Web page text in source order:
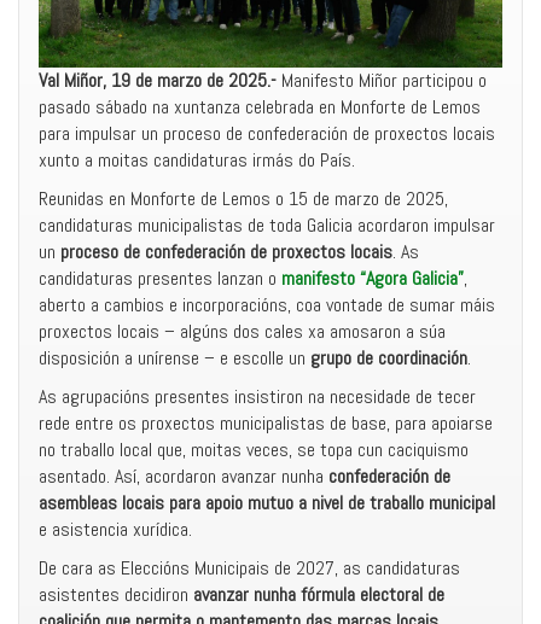
Val Miñor, 19 de marzo de 2025.- Manifesto Miñor participou o
pasado sábado na xuntanza celebrada en Monforte de Lemos
para impulsar un proceso de confederación de proxectos locais
xunto a moitas candidaturas irmás do País.
Reunidas en Monforte de Lemos o 15 de marzo de 2025,
candidaturas municipalistas de toda Galicia acordaron impulsar
un proceso de confederación de proxectos locais. As
candidaturas presentes lanzan o manifesto “Agora Galicia”,
aberto a cambios e incorporacións, coa vontade de sumar máis
proxectos locais – algúns dos cales xa amosaron a súa
disposición a unírense – e escolle un grupo de coordinación.
As agrupacións presentes insistiron na necesidade de tecer
rede entre os proxectos municipalistas de base, para apoiarse
no traballo local que, moitas veces, se topa cun caciquismo
asentado. Así, acordaron avanzar nunha confederación de
asembleas locais para apoio mutuo a nivel de traballo municipal
e asistencia xurídica.
De cara as Eleccións Municipais de 2027, as candidaturas
asistentes decidiron avanzar nunha fórmula electoral de